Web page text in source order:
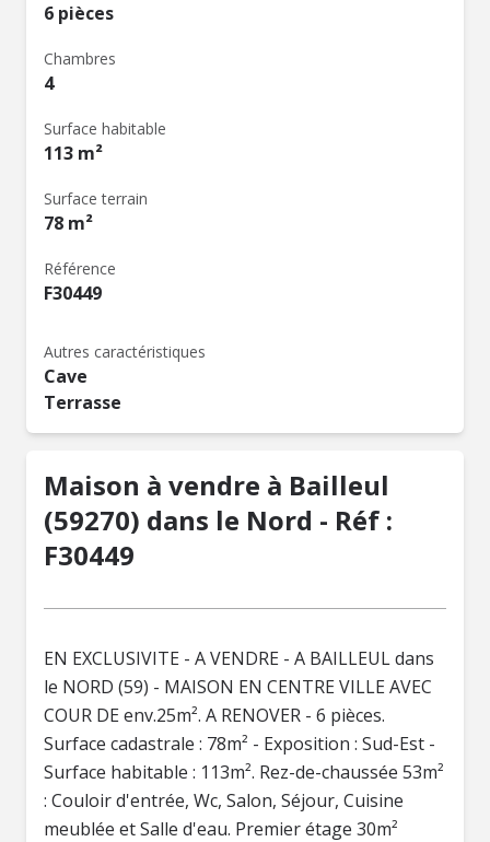
6 pièces
Chambres
4
Surface habitable
113 m²
Surface terrain
78 m²
Référence
F30449
Autres caractéristiques
Cave
Terrasse
Maison à vendre à Bailleul
(59270) dans le Nord - Réf :
F30449
EN EXCLUSIVITE - A VENDRE - A BAILLEUL dans
le NORD (59) - MAISON EN CENTRE VILLE AVEC
COUR DE env.25m². A RENOVER - 6 pièces.
Surface cadastrale : 78m² - Exposition : Sud-Est -
Surface habitable : 113m². Rez-de-chaussée 53m²
: Couloir d'entrée, Wc, Salon, Séjour, Cuisine
meublée et Salle d'eau. Premier étage 30m²